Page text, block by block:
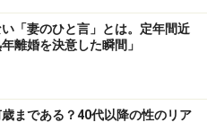
「妻のひと言」とは。定年間近
離婚を決意した瞬間」
まである？40代以降の性のリア